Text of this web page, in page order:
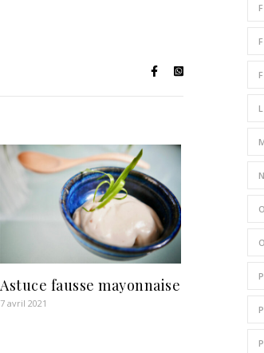
Astuce fausse mayonnaise
7 avril 2021